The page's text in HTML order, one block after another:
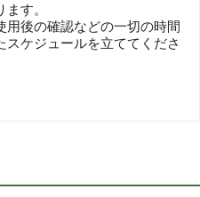
す。
後の確認などの一切の時間
スケジュールを立ててくださ